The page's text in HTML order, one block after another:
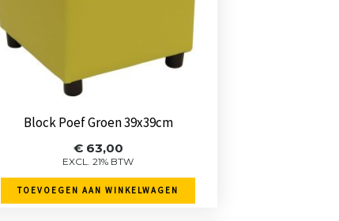
Block Poef Groen 39x39cm
€63,00
EXCL. 21% BTW
TOEVOEGEN AAN WINKELWAGEN